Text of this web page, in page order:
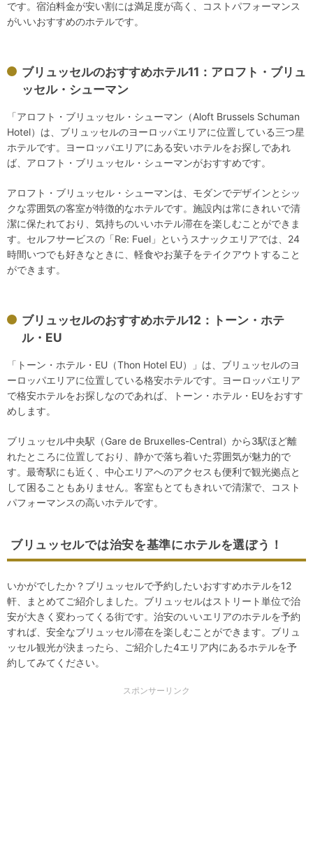
です。宿泊料金が安い割には満足度が高く、コストパフォーマンス
がいいおすすめのホテルです。
ブリュッセルのおすすめホテル11：アロフト・ブリュ
ッセル・シューマン
「アロフト・ブリュッセル・シューマン（Aloft Brussels Schuman
Hotel）は、ブリュッセルのヨーロッパエリアに位置している三つ星
ホテルです。ヨーロッパエリアにある安いホテルをお探しであれ
ば、アロフト・ブリュッセル・シューマンがおすすめです。
アロフト・ブリュッセル・シューマンは、モダンでデザインとシッ
クな雰囲気の客室が特徴的なホテルです。施設内は常にきれいで清
潔に保たれており、気持ちのいいホテル滞在を楽しむことができま
す。セルフサービスの「Re: Fuel」というスナックエリアでは、24
時間いつでも好きなときに、軽食やお菓子をテイクアウトすること
ができます。
ブリュッセルのおすすめホテル12：トーン・ホテ
ル・EU
「トーン・ホテル・EU（Thon Hotel EU）」は、ブリュッセルのヨ
ーロッパエリアに位置している格安ホテルです。ヨーロッパエリア
で格安ホテルをお探しなのであれば、トーン・ホテル・EUをおすす
めします。
ブリュッセル中央駅（Gare de Bruxelles-Central）から3駅ほど離
れたところに位置しており、静かで落ち着いた雰囲気が魅力的で
す。最寄駅にも近く、中心エリアへのアクセスも便利で観光拠点と
して困ることもありません。客室もとてもきれいで清潔で、コスト
パフォーマンスの高いホテルです。
ブリュッセルでは治安を基準にホテルを選ぼう！
いかがでしたか？ブリュッセルで予約したいおすすめホテルを12
軒、まとめてご紹介しました。ブリュッセルはストリート単位で治
安が大きく変わってくる街です。治安のいいエリアのホテルを予約
すれば、安全なブリュッセル滞在を楽しむことができます。ブリュ
ッセル観光が決まったら、ご紹介した4エリア内にあるホテルを予
約してみてください。
スポンサーリンク